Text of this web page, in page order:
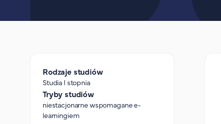
Rodzaje studiów
Studia I stopnia
Tryby studiów
niestacjonarne wspomagane e-
learningiem